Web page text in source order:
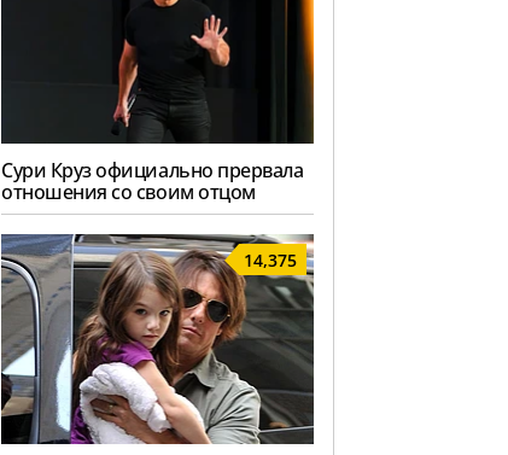
Сури Круз официально прервала
отношения со своим отцом
14,375